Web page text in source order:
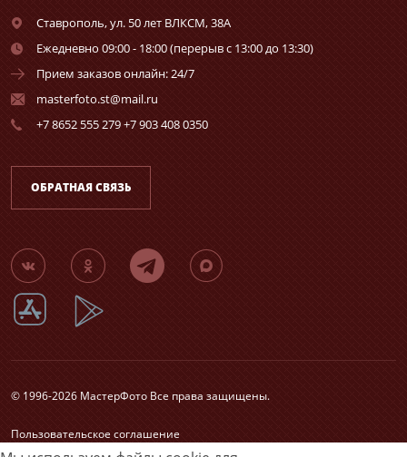
Ставрополь,ул. 50 лет ВЛКСМ, 38А
Ежедневно 09:00 - 18:00 (перерыв с 13:00 до 13:30)
Прием заказов онлайн: 24/7
masterfoto.st@mail.ru
+7 8652 555 279 +7 903 408 0350
ОБРАТНАЯ СВЯЗЬ
© 1996-2026 МастерФото Все права защищены.
Пользовательское соглашение
Согласие на обработку персональных данных